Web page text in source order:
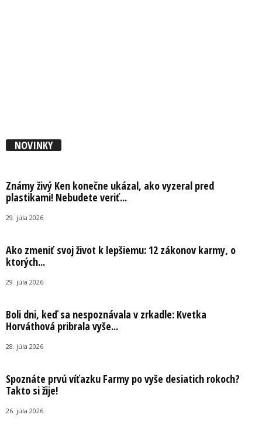
NOVINKY
Známy živý Ken konečne ukázal, ako vyzeral pred
plastikami! Nebudete veriť...
29. júla 2026
Ako zmeniť svoj život k lepšiemu: 12 zákonov karmy, o
ktorých...
29. júla 2026
Boli dni, keď sa nespoznávala v zrkadle: Kvetka
Horváthová pribrala vyše...
28. júla 2026
Spoznáte prvú víťazku Farmy po vyše desiatich rokoch?
Takto si žije!
26. júla 2026